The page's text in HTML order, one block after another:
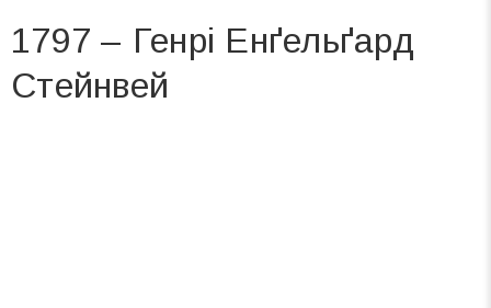
1797 – Генрі Енґельґард
Стейнвей